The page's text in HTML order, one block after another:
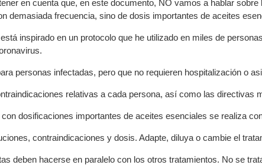
en cuenta que, en este documento, NO vamos a hablar
demasiada frecuencia, sino de dosis importantes de aceites
inspirado en un protocolo que he utilizado en miles de
personas infectadas, pero que no requieren hospitalización o
relativas a cada persona, así como las directivas
dosificaciones importantes de aceites esenciales se realiza
contraindicaciones y dosis. Adapte, diluya o cambie el
deben hacerse en paralelo con los otros tratamientos. No se